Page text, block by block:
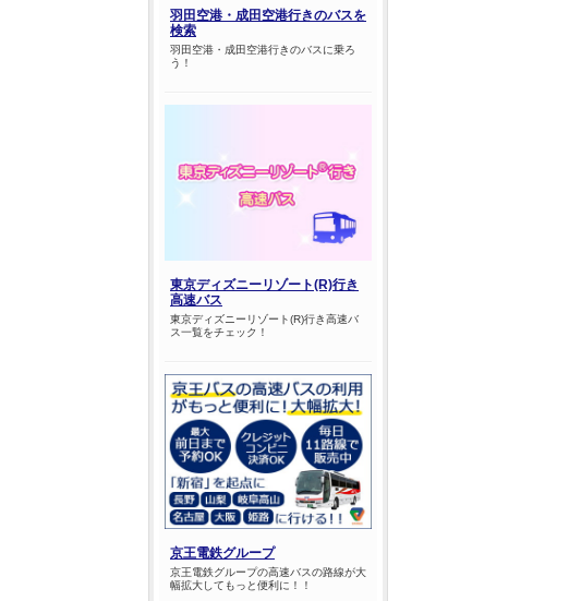
羽田空港・成田空港行きのバスを
検索
羽田空港・成田空港行きのバスに乗ろ
う！
東京ディズニーリゾート(R)行き
高速バス
東京ディズニーリゾート(R)行き高速バ
ス一覧をチェック！
京王電鉄グループ
京王電鉄グループの高速バスの路線が大
幅拡大してもっと便利に！！